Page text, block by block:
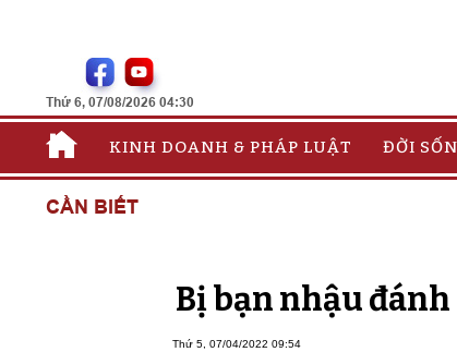
Thứ 6, 07/08/2026 04:30
KINH DOANH & PHÁP LUẬT ĐỜI
CẦN BIẾT
Bị bạn nhậu
Thứ 5, 07/04/2022 09:54